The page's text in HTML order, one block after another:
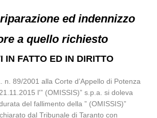
ed indennizzo
a quello richiesto
IN FATTO ED IN DIRITTO
n. 89/2001 alla Corte d’Appello di Potenza
l'” (OMISSIS)” s.p.a. si doleva
del fallimento della ” (OMISSIS)”
dal Tribunale di Taranto con